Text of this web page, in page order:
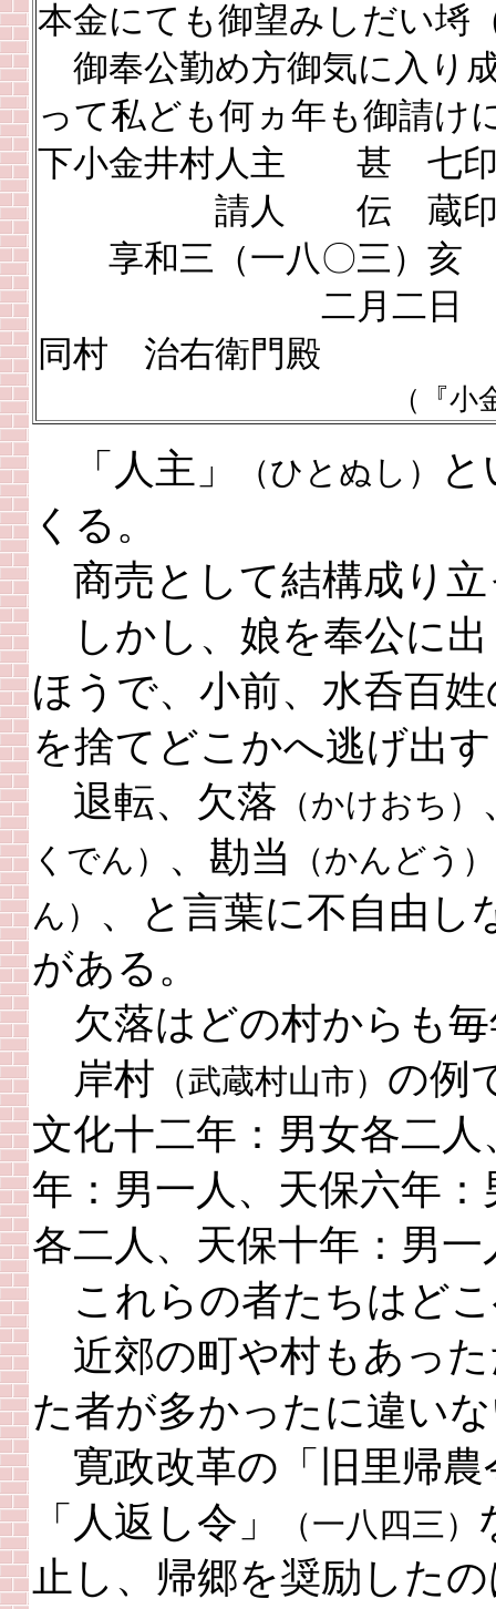
本金にても御望みしだい埓
御奉公勤め方御気に入り
って私ども何ヵ年も御請け
下小金井村人主 甚 七
請人 伝 蔵
享和三（一八〇三）亥
二月二日
同村 治右衛門殿
（『
「人主」 （ひとぬし）
くる。
商売として結構成り
しかし、娘を奉公に
ほうで、小前、水呑百
を捨てどこかへ逃げ出
退転、欠落 （かけおち）
くでん） 、勘当 （かんどう）
ん） 、と言葉に不自由し
がある。
欠落はどの村からも
岸村 （武蔵村山市） の例
文化十二年：男女各二
年：男一人、天保六年
各二人、天保十年：男
これらの者たちはど
近郊の町や村もあっ
た者が多かったに違い
寛政改革の「旧里帰農
「人返し令」
（一八四三）
止し、帰郷を奨励した